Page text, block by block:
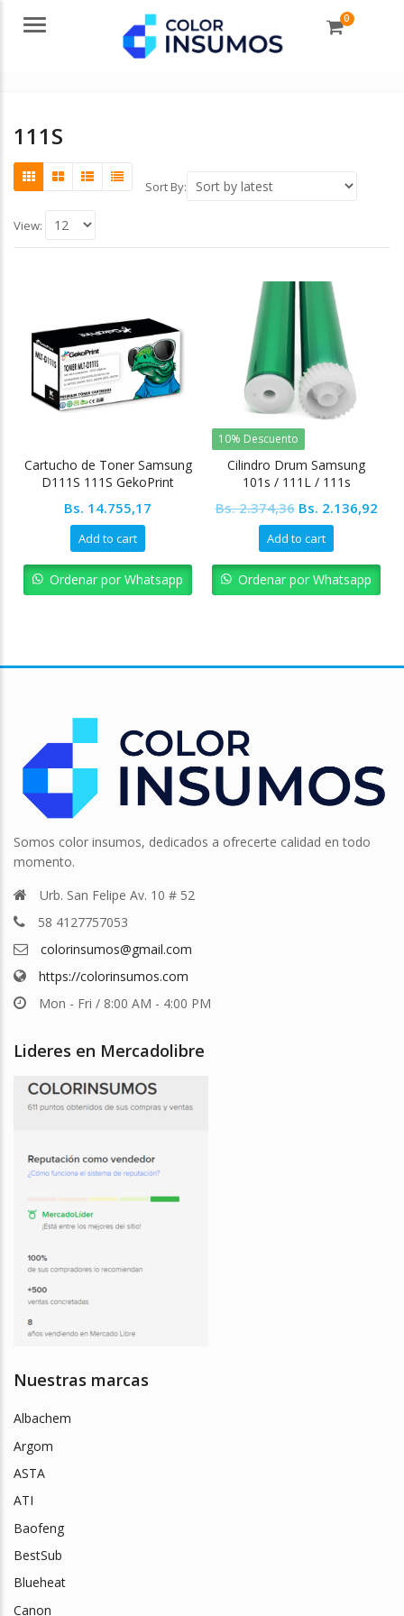
Menu 0
111S
Sort By:
View:
Cartucho de Toner Samsung
D111S 111S GekoPrint
Bs. 14.755,17
Add to cart
Ordenar por Whatsapp
10% Descuento
Cilindro Drum Samsung
101s / 111L / 111s
Bs.2.374,36 Original
price
was:
Bs. 2.374,36.
Bs. 2.136,92
Bs.
Add to cart
Ordenar por Whatsapp
Somos color insumos, dedicados a ofrecerte calidad en todo
momento.
Urb. San Felipe Av. 10 # 52
58 4127757053
colorinsumos@gmail.com
https://colorinsumos.com
Mon - Fri / 8:00 AM - 4:00 PM
Lideres en Mercadolibre
Nuestras marcas
Albachem
Argom
ASTA
ATI
Baofeng
BestSub
Blueheat
Canon